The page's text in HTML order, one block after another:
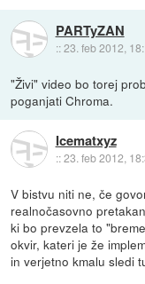
PARTyZAN
::23. feb 2012,
"Živi" video bo torej
poganjati Chroma.
Icematxyz
::23. feb 2012,
V bistvu niti ne, če
realnočasovno
ki bo prevzela to
okvir, kateri je že
in verjetno kmalu sledi